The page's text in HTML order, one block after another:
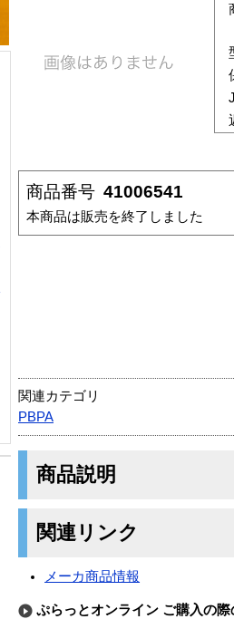
商品番号 41006541
本商品は販売を終了しました
関連カテゴリ
PBPA
商品説明
関連リンク
メーカ商品情報
ぷらっとオンライン ご購入の際